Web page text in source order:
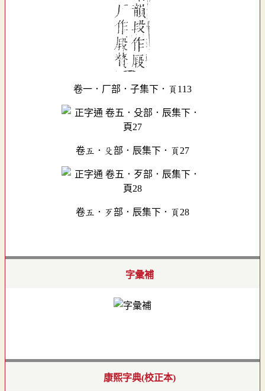
卷一．厂部．子集下．頁113
卷五．殳部．辰集下．頁27
卷五．歹部．辰集下．頁28
字彙補
康熙字典(校正本)